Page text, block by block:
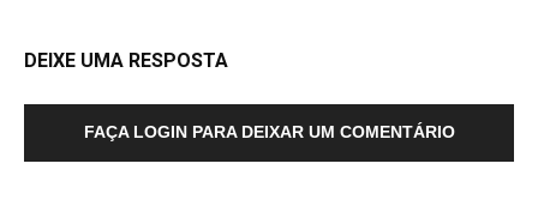
DEIXE UMA RESPOSTA
FAÇA LOGIN PARA DEIXAR UM COMENTÁRIO